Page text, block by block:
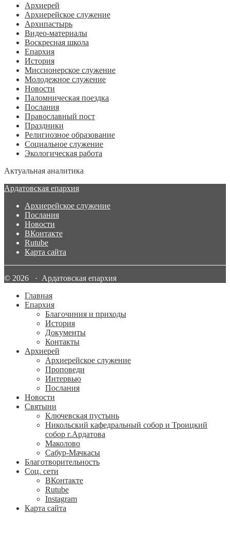
Архиерей
Архиерейское служение
Архипастырь
Видео-материалы
Воскресная школа
Епархия
История
Миссионерское служение
Молодежное служение
Новости
Паломническая поездка
Послания
Православный пост
Праздники
Религиозное образование
Социальное служение
Экологическая работа
Актуальная аналитика
Ардатовская епархия
Архиерейское служение
Послания
Новости
ВКонтакте
Rutube
Карта сайта
© 2026 · Ардатовская епархия
Главная
Епархия
Благочиния и приходы
История
Документы
Контакты
Архиерей
Архиерейское служение
Проповеди
Интервью
Послания
Новости
Святыни
Ключевская пустынь
Никольский кафедральный собор и Троицкий
собор г.Ардатова
Маколово
Сабур-Мачкасы
Благотворительность
Соц. сети
ВКонтакте
Rutube
Instagram
Карта сайта